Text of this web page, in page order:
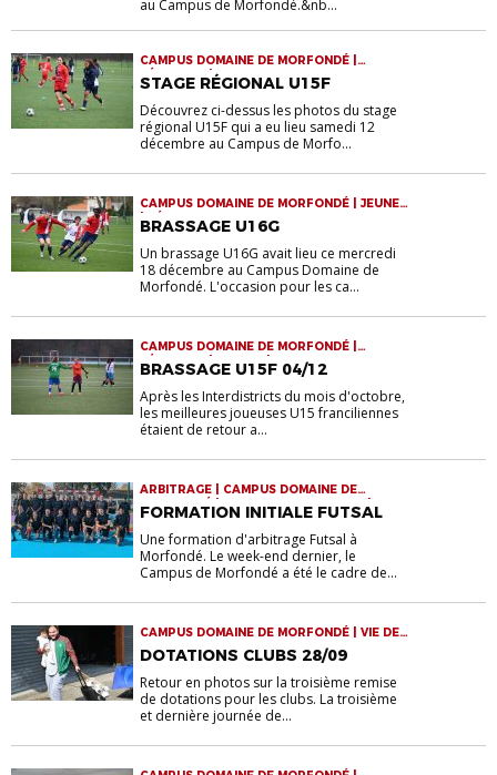
au Campus de Morfondé.&nb...
CAMPUS DOMAINE DE MORFONDÉ |
FÉMININES | JEUNES
STAGE RÉGIONAL U15F
Découvrez ci-dessus les photos du stage
régional U15F qui a eu lieu samedi 12
décembre au Campus de Morfo...
CAMPUS DOMAINE DE MORFONDÉ | JEUNES
| SÉLECTIONS
BRASSAGE U16G
Un brassage U16G avait lieu ce mercredi
18 décembre au Campus Domaine de
Morfondé. L'occasion pour les ca...
CAMPUS DOMAINE DE MORFONDÉ |
FÉMININES | JEUNES | RASSEMBLEMENTS
BRASSAGE U15F 04/12
Après les Interdistricts du mois d'octobre,
les meilleures joueuses U15 franciliennes
étaient de retour a...
ARBITRAGE | CAMPUS DOMAINE DE
MORFONDÉ | FORMATION ARBITRES |
FUTSAL
FORMATION INITIALE FUTSAL
Une formation d'arbitrage Futsal à
Morfondé. Le week-end dernier, le
Campus de Morfondé a été le cadre de...
CAMPUS DOMAINE DE MORFONDÉ | VIE DE
LA LIGUE
DOTATIONS CLUBS 28/09
Retour en photos sur la troisième remise
de dotations pour les clubs. La troisième
et dernière journée de...